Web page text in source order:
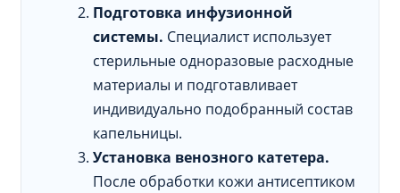
Подготовка инфузионной
системы. Специалист использует
стерильные одноразовые расходные
материалы и подготавливает
индивидуально подобранный состав
капельницы.
Установка венозного катетера.
После обработки кожи антисептиком